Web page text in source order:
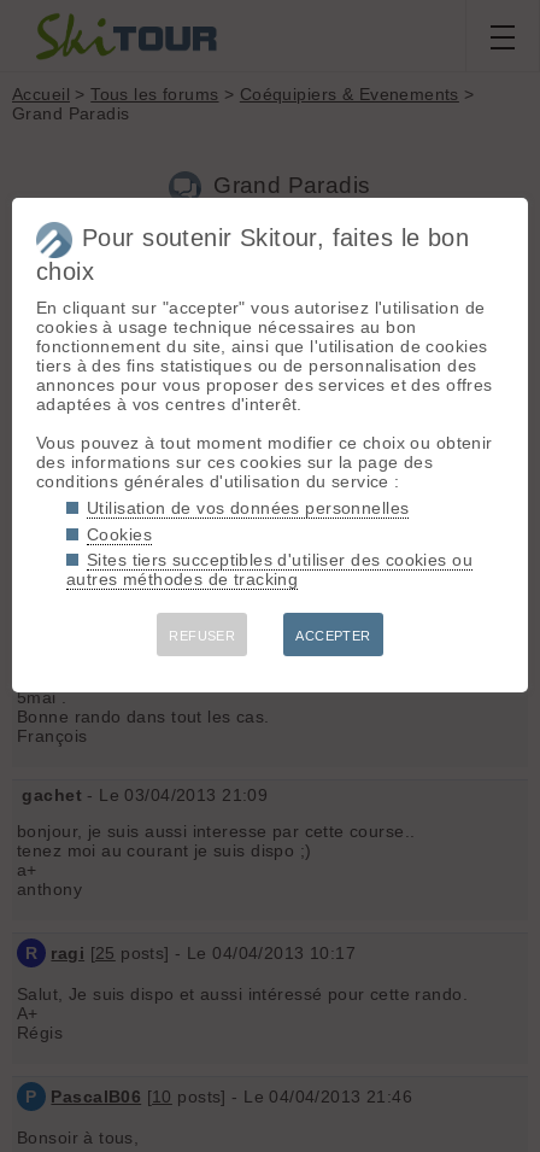
Accueil >Tous les forums > Coéquipiers & Evenements >
Grand Paradis
Grand Paradis
Nouveau sujet
Voir tous les sujets Chercher Archives
P
PascalB06[10posts] - Le 30/03/2013 12:56
Cherche coéquipier(s) pour éventuelle sortie Grand Paradis
en Avril.
Tel: 0676197011
Pascal
françois nieto- Le 03/04/2013 17:44
un 4000 très abordable. Je pratique le ski de rando depuis dix
ans j'ai fait de l'alpinisme bien que je n'ai pas pratiqué depuis
un bout de temps (deux enfants) j'ai tout le matériel requis, je
5mai .
Bonne rando dans tout les cas.
François
gachet - Le 03/04/2013 21:09
bonjour, je suis aussi interesse par cette course..
tenez moi au courant je suis dispo ;)
a+
anthony
R ragi [25 posts] - Le 04/04/2013 10:17
Salut, Je suis dispo et aussi intéressé pour cette rando.
A+
Régis
P PascalB06 [10 posts] - Le 04/04/2013 21:46
Bonsoir à tous,
Pour soutenir Skitour, faites le bon
choix
En cliquant sur "accepter" vous autorisez l'utilisation de
cookies à usage technique nécessaires au bon
fonctionnement du site, ainsi que l'utilisation de cookies
tiers à des fins statistiques ou de personnalisation des
annonces pour vous proposer des services et des offres
adaptées à vos centres d'interêt.
Vous pouvez à tout moment modifier ce choix ou obtenir
des informations sur ces cookies sur la page des
conditions générales d'utilisation du service :
Utilisation de vos données personnelles
Cookies
Sites tiers succeptibles d'utiliser des cookies ou
autres méthodes de tracking
REFUSER ACCEPTER